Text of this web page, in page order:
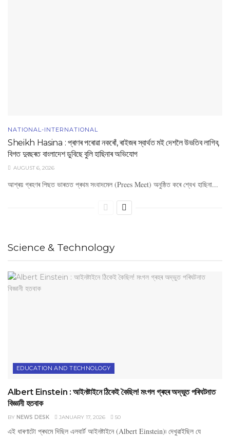
NATIONAL-INTERNATIONAL
Sheikh Hasina : প্ৰাণৰ পৰোৱা নকৰোঁ, ৰাইজৰ স্বাৰ্থত মই দেশলৈ উভতিব লাগিব,
বিগত দুবছৰত বাংলাদেশ ডুবিছে বুলি হাছিনাৰ অভিযোগ
AUGUST 6, 2026
আশ্ৰয় গ্ৰহণৰ পিছত ভাৰতত প্ৰথম সংবাদমেল (Prees Meet) অনুষ্ঠিত কৰে শ্বেখ হাছিনা...
Science & Technology
EDUCATION AND TECHNOLOGY
Albert Einstein : আইনষ্টাইনে ঠিকেই কৈছিল! মংগল গ্ৰহৰ অদ্ভুত পৰিঘটনাত
বিজ্ঞানী হতবাক
BY NEWS DESK JANUARY 17, 2026 50
এই ধাৰণাটো প্ৰথমে দিছিল এলবাৰ্ট আইনষ্টাইনে (Albert Einstein)৷ দেখুৱাইছিল যে